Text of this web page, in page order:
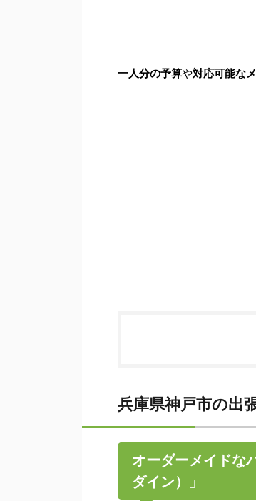
一人分の予算や対応可能な
兵庫県神戸市の出
オーダーメイドな
ダイン）」